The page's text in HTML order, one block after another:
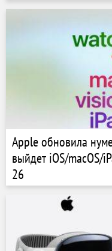
Apple обновила
выйдет iOS/macOS/
26